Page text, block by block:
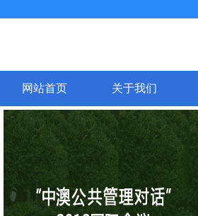
网站首页 关于我们